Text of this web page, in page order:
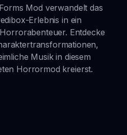
Mod verwandelt das
Erlebnis in ein
Entdecke
Musik in diesem
Horrormod kreierst.